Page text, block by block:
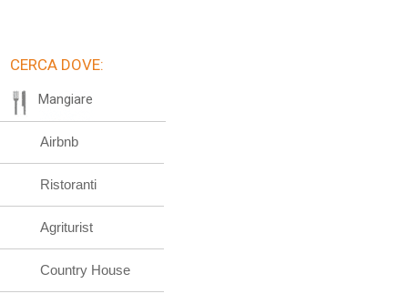
CERCA DOVE:
Mangiare
Airbnb
Ristoranti
Agriturist
Country House